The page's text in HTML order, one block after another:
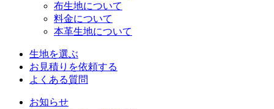
布生地について
料金について
本革生地について
生地を選ぶ
お見積りを依頼する
よくある質問
お知らせ